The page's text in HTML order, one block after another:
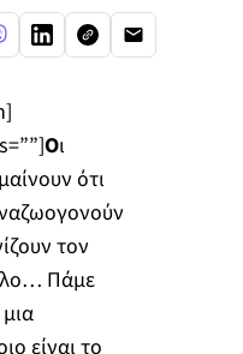
Οι
ότι
τον
Πάμε
είναι το